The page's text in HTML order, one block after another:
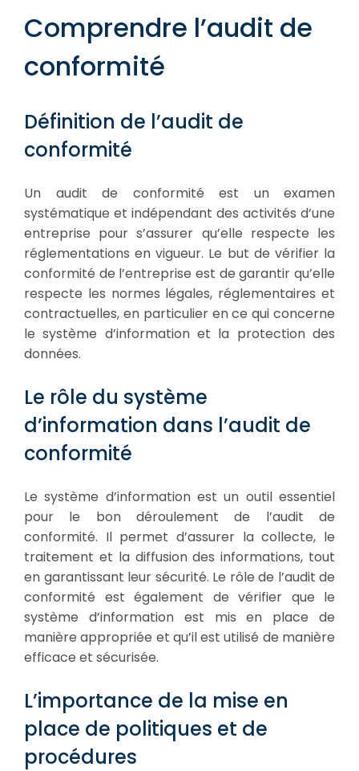
Comprendre l’audit de
conformité
Définition de l’audit de
conformité
Un audit de conformité est un examen
systématique et indépendant des activités d’une
entreprise pour s’assurer qu’elle respecte les
réglementations en vigueur. Le but de vérifier la
conformité de l’entreprise est de garantir qu’elle
respecte les normes légales, réglementaires et
contractuelles, en particulier en ce qui concerne
le système d’information et la protection des
données.
Le rôle du système
d’information dans l’audit de
conformité
Le système d’information est un outil essentiel
pour le bon déroulement de l’audit de
conformité. Il permet d’assurer la collecte, le
traitement et la diffusion des informations, tout
en garantissant leur sécurité. Le rôle de l’audit de
conformité est également de vérifier que le
système d’information est mis en place de
manière appropriée et qu’il est utilisé de manière
efficace et sécurisée.
L’importance de la mise en
place de politiques et de
procédures